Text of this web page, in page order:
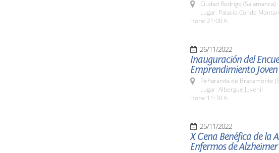
Ciudad Rodrigo (Salamanca)
Lugar: Palacio Conde
Hora: 21:00 h.
26/11/2022
Inauguración del
Emprendimiento
Peñaranda de Bracamonte
Lugar: Albergue Juvenil
Hora: 11:30 h.
25/11/2022
X Cena Benéfica de la
Enfermos de Alzheimer